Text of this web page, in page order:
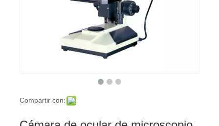
Compartir con: